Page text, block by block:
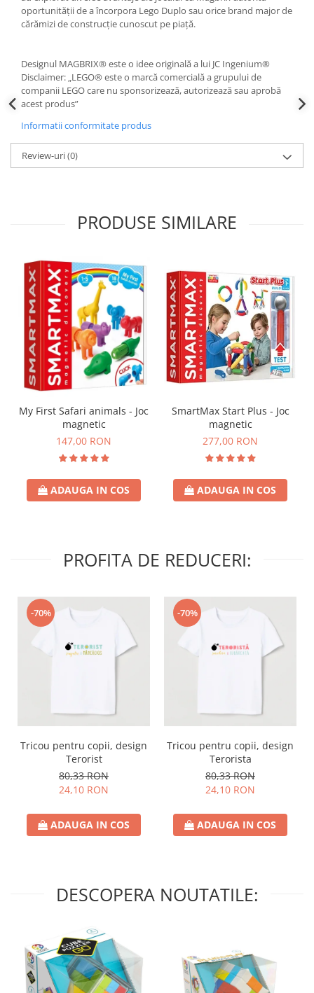
oportunității de a încorpora Lego Duplo sau orice brand major de
cărămizi de construcție cunoscut pe piață.
Designul MAGBRIX® este o idee originală a lui JC Ingenium®
Disclaimer: „LEGO® este o marcă comercială a grupului de
companii LEGO care nu sponsorizează, autorizează sau aprobă
acest produs”
Informatii conformitate produs
Review-uri(0)
PRODUSE SIMILARE
My First Safari animals - Joc
magnetic
147,00 RON
ADAUGA IN COS
SmartMax Start Plus - Joc
magnetic
277,00 RON
ADAUGA IN COS
PROFITA DE REDUCERI:
-70%
Tricou pentru copii, design
Terorist
80,33 RON
24,10 RON
ADAUGA IN COS
-70%
Tricou pentru copii, design
Terorista
80,33 RON
24,10 RON
ADAUGA IN COS
DESCOPERA NOUTATILE: